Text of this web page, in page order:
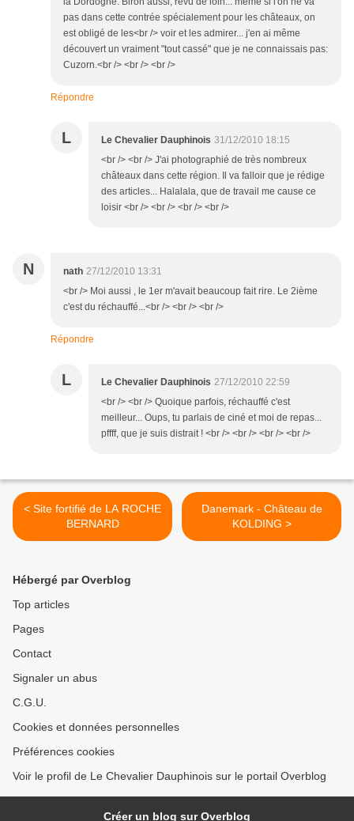
pas dans cette contrée spécialement pour les châteaux, on
est obligé de les<br /> voir et les admirer... j'en ai même
découvert un vraiment "tout cassé" que je ne connaissais pas:
Cuzorn.<br /> <br /> <br />
Répondre
L Le Chevalier Dauphinois 31/12/2010 18:15
<br /> <br /> J'ai photographié de très nombreux
châteaux dans cette région. Il va falloir que je rédige
des articles... Halalala, que de travail me cause ce
loisir <br /> <br /> <br /> <br />
N nath 27/12/2010 13:31
<br /> Moi aussi , le 1er m'avait beaucoup fait rire. Le 2ième
c'est du réchauffé...<br /> <br /> <br />
Répondre
L Le Chevalier Dauphinois 27/12/2010 22:59
<br /> <br /> Quoique parfois, réchauffé c'est
meilleur... Oups, tu parlais de ciné et moi de repas...
pffff, que je suis distrait ! <br /> <br /> <br /> <br />
< Site fortifié de LA ROCHE
BERNARD
Danemark - Château de
KOLDING >
Hébergé par Overblog
Top articles
Pages
Contact
Signaler un abus
C.G.U.
Cookies et données personnelles
Préférences cookies
Voir le profil de Le Chevalier Dauphinois sur le portail Overblog
Créer un blog sur Overblog